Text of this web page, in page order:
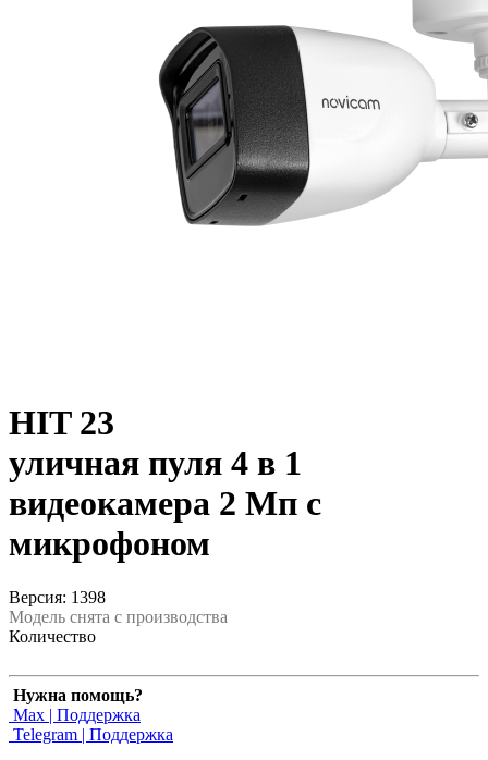
HIT 23
уличная пуля 4 в 1
видеокамера 2 Мп с
микрофоном
Версия: 1398
Модель снята с производства
Количество
Нужна помощь?
Max | Поддержка
Telegram | Поддержка